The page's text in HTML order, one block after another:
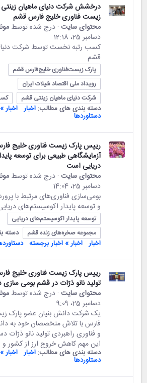
درخشش شرکت دنیای ماهیان
زیست فناوری خلیج فارس قشم
محتوای سایت · درج شده توسط
دسامبر 25،‏ 12:18
کسب رتبه نخست توسط شرکت
قشم
پارک زیست‌فناوری خلیج‌فارس قشم
رویداد ملی اقتصاد شیلات ایران
شرکت دنیای ماهیان زینتی قشم
دسته بندی های مطالب: اخبار اخبار
دستاوردها
رییس پارک زیست فناوری خلیج‌
آزمایشگاهی طبیعی برای توسعه
دریایی است
محتوای سایت · درج شده توسط
دسامبر 25،‏ 14:04
بومی‌سازی فناوری‌های مرتبط با
و توسعه پایدار اکوسیستم‌های
توسعه پایدار اکوسیستم‌های دریایی
مجموعه صخره‌های زنده قشم
دسته
اخبار اخبار » اخبار برجسته
رییس پارک زیست فناوری خلیج‌
تولید نانو ذرّات در قشم بومی
محتوای سایت · درج شده توسط
دسامبر 25،‏ 9:09
یک شرکت دانش بنیان عضو پارک
فارس با تلاش متخصصان خود به
و فناوری راهبردی تولید نانو ذرّات
این مهم کاهش خروج ارز از کشور
دسته بندی های مطالب: اخبار اخبار
دستاوردها